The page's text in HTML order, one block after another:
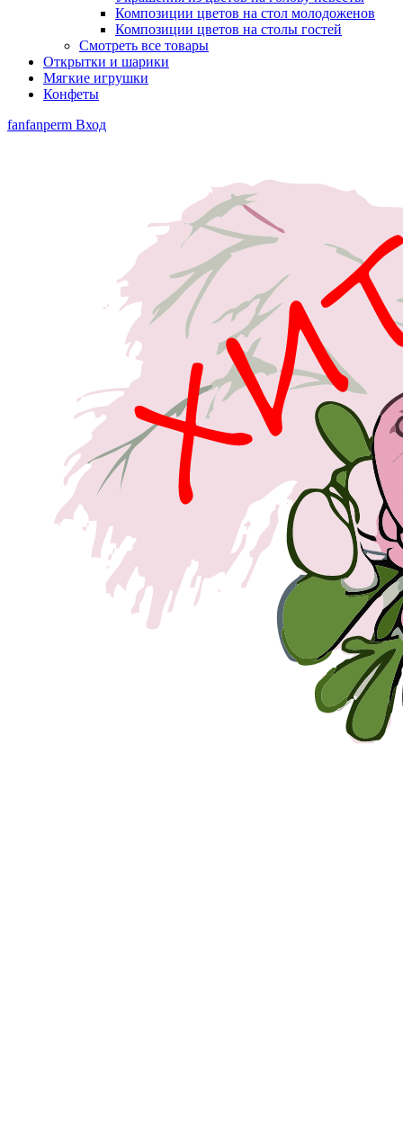
Композиции цветов на стол молодоженов
Композиции цветов на столы гостей
Смотреть все товары
Открытки и шарики
Мягкие игрушки
Конфеты
fanfanperm Вход